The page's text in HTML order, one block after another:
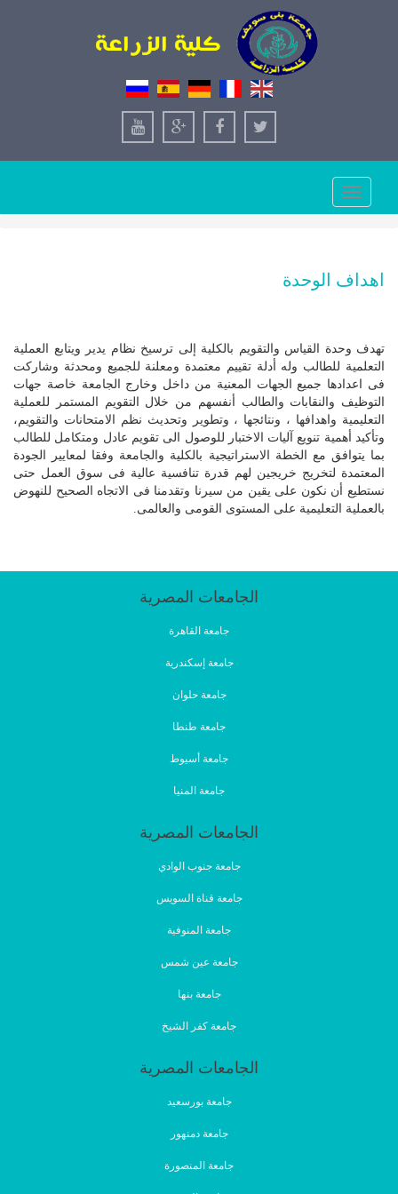
Toggle
navigation
اهداف الوحدة
تهدف وحدة القياس والتقويم بالكلية إلى ترسيخ نظام يدير ويتابع العملية
التعلمية للطالب وله أدلة تقييم معتمدة ومعلنة للجميع ومحدثة وشاركت
فى اعدادها جميع الجهات المعنية من داخل وخارج الجامعة خاصة جهات
التوظيف والنقابات والطالب أنفسهم من خلال التقويم المستمر للعملية
التعليمية واهدافها ، ونتائجها ، وتطوير وتحديث نظم الامتحانات والتقويم،
وتأكيد أهمية تنويع آليات الاختبار للوصول الى تقويم عادل ومتكامل للطالب
بما يتوافق مع الخطة الاستراتيجية بالكلية والجامعة وفقا لمعايير الجودة
المعتمدة لتخريج خريجين لهم قدرة تنافسية عالية فى سوق العمل حتى
نستطيع أن نكون على يقين من سيرنا وتقدمنا فى الاتجاه الصحيح للنهوض
بالعملية التعليمية على المستوى القومى والعالمى.
الجامعات المصرية
جامعة القاهرة
جامعة إسكندرية
جامعة حلوان
جامعة طنطا
جامعة أسيوط
جامعة المنيا
الجامعات المصرية
جامعة جنوب الوادي
جامعة قناة السويس
جامعة المنوفية
جامعة عين شمس
جامعة بنها
جامعة كفر الشيخ
الجامعات المصرية
جامعة بورسعيد
جامعة دمنهور
جامعة المنصورة